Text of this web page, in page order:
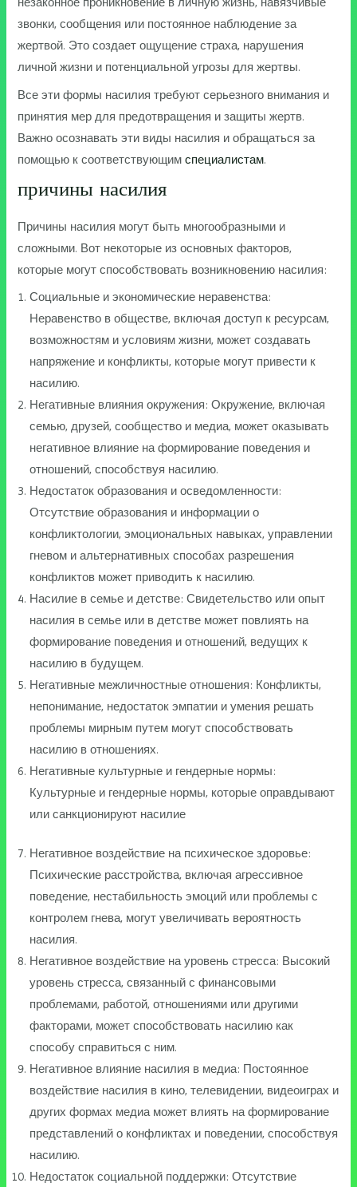
незаконное проникновение в личную жизнь, навязчивые
звонки, сообщения или постоянное наблюдение за
жертвой. Это создает ощущение страха, нарушения
личной жизни и потенциальной угрозы для жертвы.
Все эти формы насилия требуют серьезного внимания и
принятия мер для предотвращения и защиты жертв.
Важно осознавать эти виды насилия и обращаться за
помощью к соответствующимспециалистам.
причины насилия
Причины насилия могут быть многообразными и
сложными. Вот некоторые из основных факторов,
которые могут способствовать возникновению насилия:
Социальные и экономические неравенства:
Неравенство в обществе, включая доступ к ресурсам,
возможностям и условиям жизни, может создавать
напряжение и конфликты, которые могут привести к
насилию.
Негативные влияния окружения: Окружение, включая
семью, друзей, сообщество и медиа, может оказывать
негативное влияние на формирование поведения и
отношений, способствуя насилию.
Недостаток образования и осведомленности:
Отсутствие образования и информации о
конфликтологии, эмоциональных навыках, управлении
гневом и альтернативных способах разрешения
конфликтов может приводить к насилию.
Насилие в семье и детстве: Свидетельство или опыт
насилия в семье или в детстве может повлиять на
формирование поведения и отношений, ведущих к
насилию в будущем.
Негативные межличностные отношения: Конфликты,
непонимание, недостаток эмпатии и умения решать
проблемы мирным путем могут способствовать
насилию в отношениях.
Негативные культурные и гендерные нормы:
Культурные и гендерные нормы, которые оправдывают
или санкционируют насилие
Негативное воздействие на психическое здоровье:
Психические расстройства, включая агрессивное
поведение, нестабильность эмоций или проблемы с
контролем гнева, могут увеличивать вероятность
насилия.
Негативное воздействие на уровень стресса: Высокий
уровень стресса, связанный с финансовыми
проблемами, работой, отношениями или другими
факторами, может способствовать насилию как
способу справиться с ним.
Негативное влияние насилия в медиа: Постоянное
воздействие насилия в кино, телевидении, видеоиграх и
других формах медиа может влиять на формирование
представлений о конфликтах и поведении, способствуя
насилию.
Недостаток социальной поддержки: Отсутствие